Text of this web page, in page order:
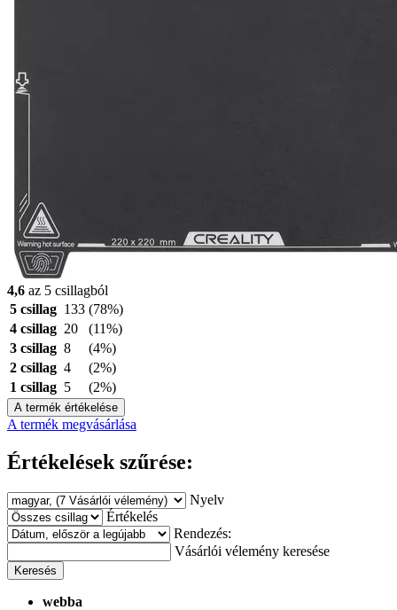
4,6 az 5 csillagból
5 csillag 133 (78%)
4 csillag 20
(11%)
3 csillag 8
(4%)
2 csillag 4
(2%)
1 csillag 5 (2%)
A termék értékelése
A termék megvásárlása
Értékelések szűrése:
Nyelv
Értékelés
Rendezés:
Vásárlói vélemény keresése
Keresés
webba